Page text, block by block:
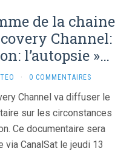
de la chaine
Channel:
l’autopsie »…
· 0 COMMENTAIRES
Channel va diffuser le
sur les circonstances
Ce documentaire sera
CanalSat le jeudi 13